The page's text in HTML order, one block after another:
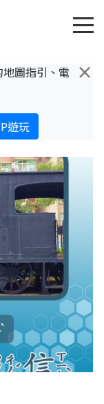
×
地圖指引、電
遊玩